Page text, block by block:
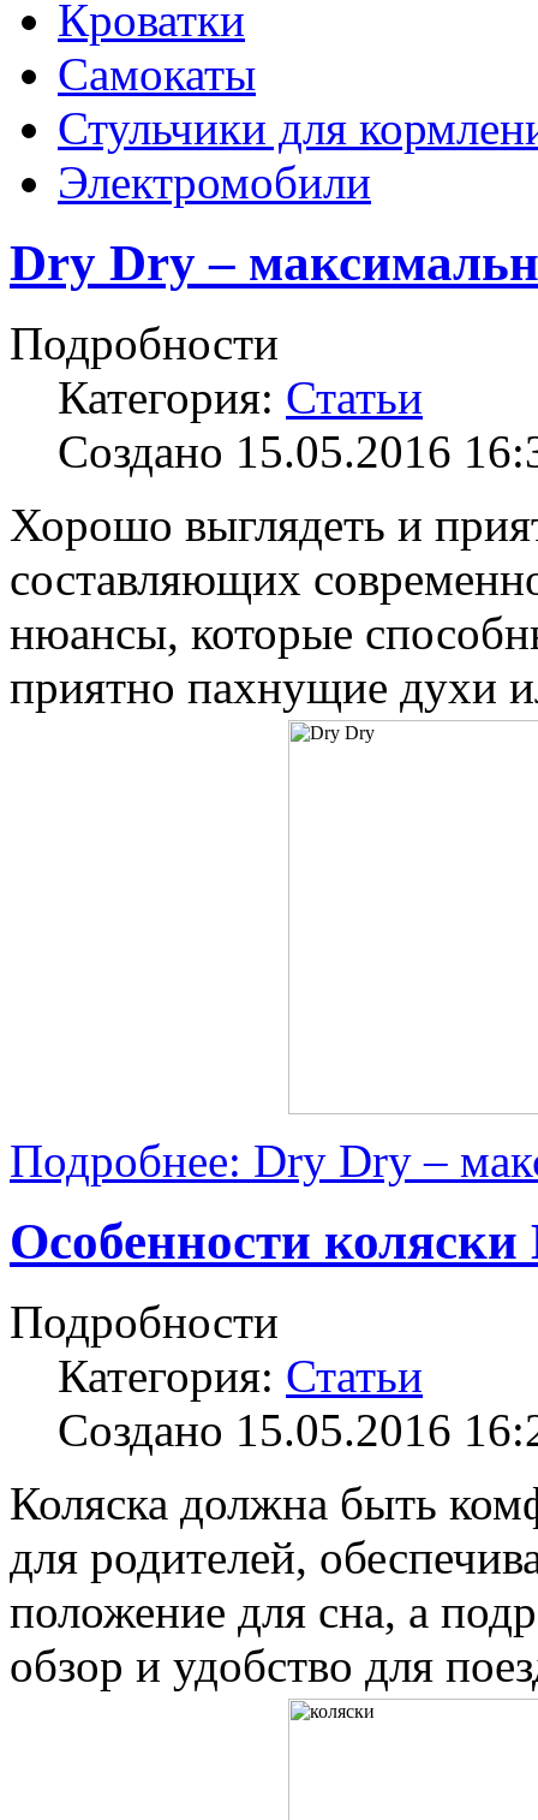
Кроватки
Самокаты
Стульчики для
Электромобили
Dry Dry –
Подробности
Категория: Статьи
Создано 15.05.2016
Хорошо выглядеть и
составляющих
нюансы, которые
приятно пахнущие духи
Подробнее: Dry Dry –
Особенности
Подробности
Категория: Статьи
Создано 15.05.2016
Коляска должна быть
для родителей,
положение для сна, а
обзор и удобство для